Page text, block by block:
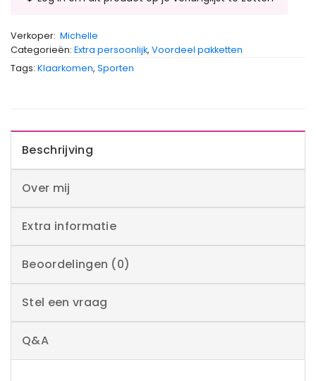
Verkoper: Michelle
Categorieën: Extra persoonlijk, Voordeel pakketten
Tags: Klaarkomen, Sporten
Beschrijving
Over mij
Extra informatie
Beoordelingen (0)
Stel een vraag
Q&A